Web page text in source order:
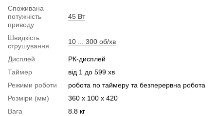
Споживана
потужність
приводу
45 Вт
Швидкість
струшування
10 ... 300 об/хв
Дисплей
РК-дисплей
Таймер
від 1 до 599 хв
Режими роботи
робота по таймеру та безперервна робота
Розміри (мм)
360 x 100 x 420
Вага
8.8 кг